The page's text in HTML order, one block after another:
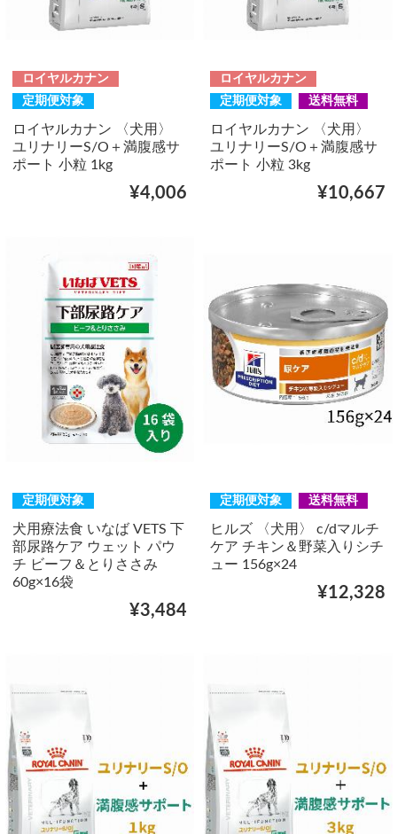
ロイヤルカナン
定期便対象
ロイヤルカナン 〈犬用〉
ユリナリーS/O＋満腹感サ
ポート 小粒 1kg
¥4,006
ロイヤルカナン
定期便対象
送料無料
ロイヤルカナン 〈犬用〉
ユリナリーS/O＋満腹感サ
ポート 小粒 3kg
¥10,667
定期便対象
犬用療法食 いなば VETS 下
部尿路ケア ウェット パウ
チ ビーフ＆とりささみ
60g×16袋
¥3,484
定期便対象 送料無料
ヒルズ 〈犬用〉 c/dマルチ
ケア チキン＆野菜入りシチ
ュー 156g×24
¥12,328